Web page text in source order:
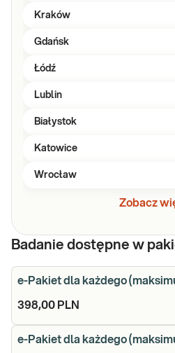
Kraków
Gdańsk
Łódź
Lublin
Białystok
Katowice
Wrocław
Zobacz
Badanie dostępne w
e-Pakiet dla każdego
398,00 PLN
e-Pakiet dla każdego